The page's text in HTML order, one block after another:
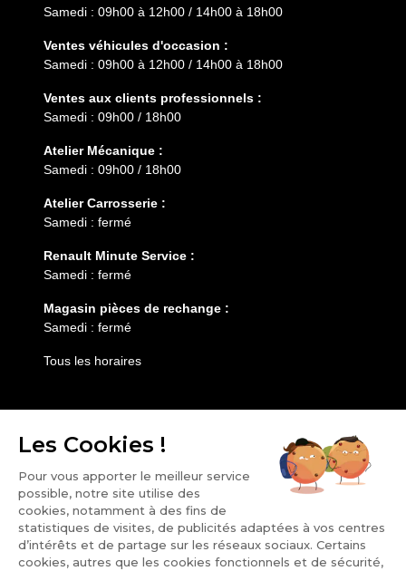
Samedi : 09h00 à 12h00 / 14h00 à 18h00
Ventes véhicules d'occasion :
Samedi : 09h00 à 12h00 / 14h00 à 18h00
Ventes aux clients professionnels :
Samedi : 09h00 / 18h00
Atelier Mécanique :
Samedi : 09h00 / 18h00
Atelier Carrosserie :
Samedi : fermé
Renault Minute Service :
Samedi : fermé
Magasin pièces de rechange :
Samedi : fermé
Tous les horaires
Entretien
Services
HESS AUTOMOBILE
Notre groupe
Nos points de vente
Carrière